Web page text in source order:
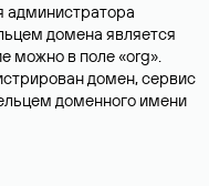
администратора
домена является
можно в поле «org».
домен, сервис
доменного имени